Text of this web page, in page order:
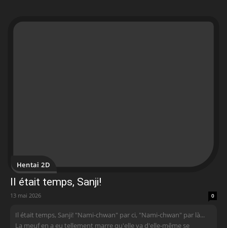
Hentai 2D
Il était temps, Sanji!
13 mai 2026 0
Il était temps, Sanji! "Nami-chwan" par ci, "Nami-chwan" par là...
La meuf en a eu tellement marre qu'elle va d'elle-même se